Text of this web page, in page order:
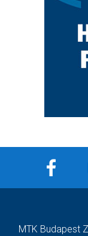
MTK Budapest